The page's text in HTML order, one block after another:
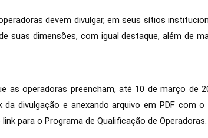
devem divulgar, em seus sítios
suas dimensões, com igual destaque, além de
as operadoras preencham, até 10 de março de
divulgação e anexando arquivo em PDF com
para o Programa de Qualificação de Operadoras.